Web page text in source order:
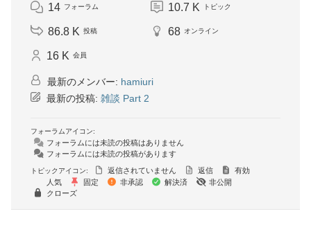
14 フォーラム 10.7 K トピック
86.8 K 投稿 68 オンライン
16 K 会員
最新のメンバー: hamiuri
最新の投稿: 雑談 Part 2
フォーラムアイコン:
フォーラムには未読の投稿はありません
フォーラムには未読の投稿があります
トピックアイコン: 返信されていません 返信
有効
人気
固定 非承認 解決済
非公開
クローズ